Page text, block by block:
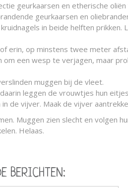
geurkaarsen en etherische
geurkaarsen en
in beide helften
erin, op minstens twee meter
om een wesp te verjagen, maar
muggen bij de vleet.
leggen de vrouwtjes hun
de vijver. Maak de vijver
Muggen zien slecht en volgen
Helaas.
BERICHTEN: